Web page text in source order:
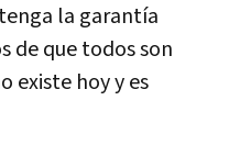
la garantía
de que todos son
existe hoy y es